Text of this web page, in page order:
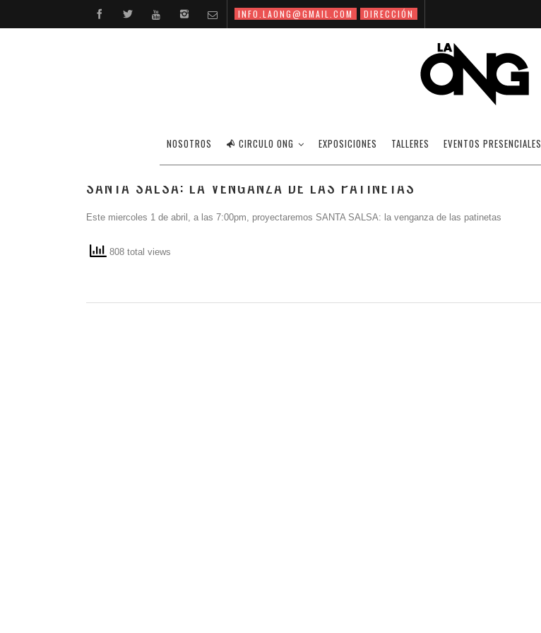
INFO.LAONG@GMAIL.COM DIRECCIÓN
NOSOTROS CIRCULO ONG EXPOSICIONES TALLERES EVENTOS PRESENCIALES
HASE
SANTA SALSA: LA VENGANZA DE LAS PATINETAS
Este miercoles 1 de abril, a las 7:00pm, proyectaremos SANTA SALSA: la venganza de las patinetas
808 total views